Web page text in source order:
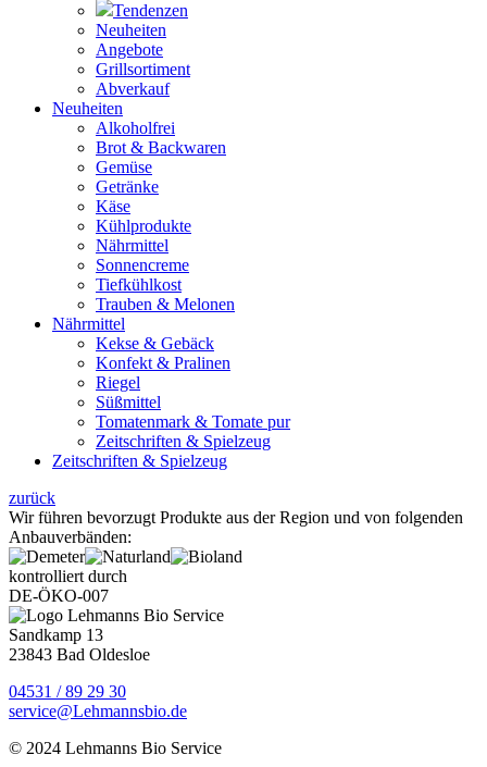
Tendenzen
Neuheiten
Angebote
Grillsortiment
Abverkauf
Neuheiten
Alkoholfrei
Brot & Backwaren
Gemüse
Getränke
Käse
Kühlprodukte
Nährmittel
Sonnencreme
Tiefkühlkost
Trauben & Melonen
Nährmittel
Kekse & Gebäck
Konfekt & Pralinen
Riegel
Süßmittel
Tomatenmark & Tomate pur
Zeitschriften & Spielzeug
Zeitschriften & Spielzeug
zurück
Wir führen bevorzugt Produkte aus der Region und von folgenden
Anbauverbänden:
kontrolliert durch
DE-ÖKO-007
Sandkamp 13
23843 Bad Oldesloe
04531 / 89 29 30
service@Lehmannsbio.de
© 2024 Lehmanns Bio Service